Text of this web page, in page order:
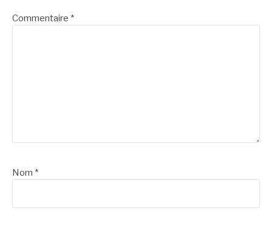
Commentaire *
Nom *